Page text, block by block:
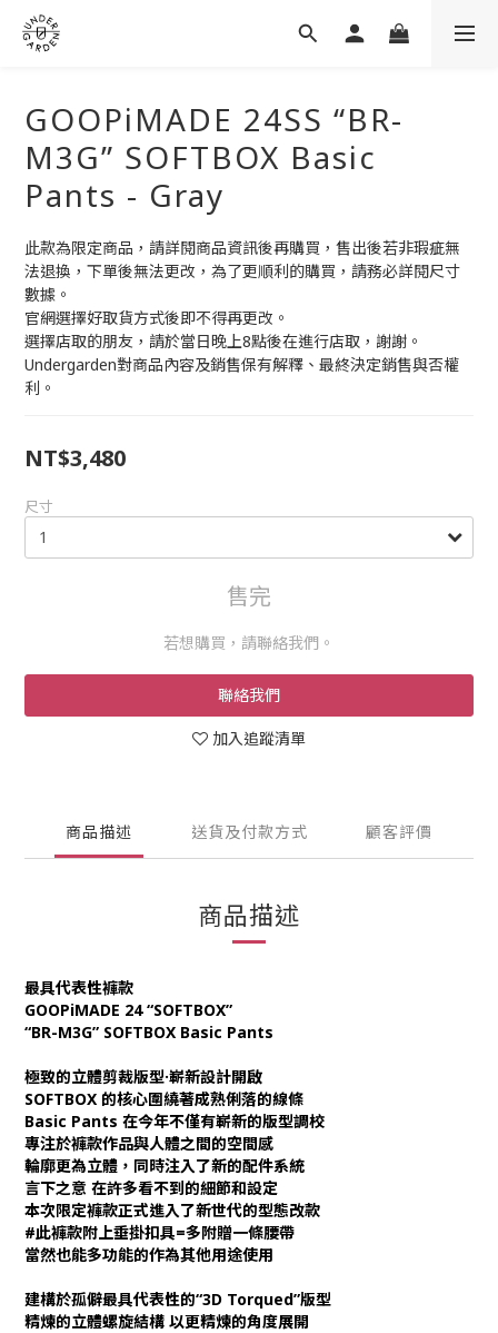
GOOPiMADE 24SS “BR-
M3G” SOFTBOX Basic
Pants - Gray
此款為限定商品，請詳閱商品資訊後再購買，售出後若非瑕疵無
法退換，下單後無法更改，為了更順利的購買，請務必詳閱尺寸
數據。
官網選擇好取貨方式後即不得再更改。
選擇店取的朋友，請於當日晚上8點後在進行店取，謝謝。
Undergarden對商品內容及銷售保有解釋、最終決定銷售與否權
利。
NT$3,480
尺寸
售完
若想購買，請聯絡我們。
聯絡我們
加入追蹤清單
商品描述 送貨及付款方式 顧客評價
商品描述
最具代表性褲款
GOOPiMADE 24 “SOFTBOX”
“BR-M3G” SOFTBOX Basic Pants
極致的立體剪裁版型·嶄新設計開啟
SOFTBOX 的核心圍繞著成熟俐落的線條
Basic Pants 在今年不僅有嶄新的版型調校
專注於褲款作品與人體之間的空間感
輪廓更為立體，同時注入了新的配件系統
言下之意 在許多看不到的細節和設定
本次限定褲款正式進入了新世代的型態改款
#此褲款附上垂掛扣具=多附贈一條腰帶
當然也能多功能的作為其他用途使用
建構於孤僻最具代表性的“3D Torqued”版型
精煉的立體螺旋結構 以更精煉的角度展開